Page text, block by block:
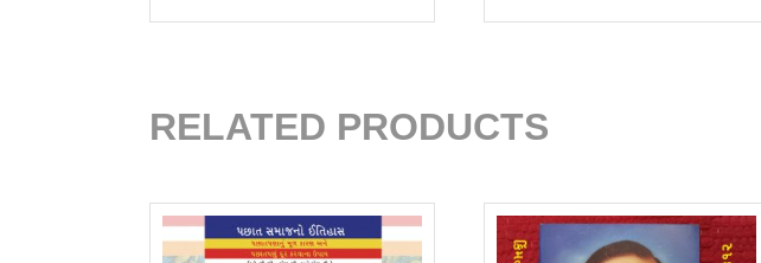
RELATED PRODUCTS